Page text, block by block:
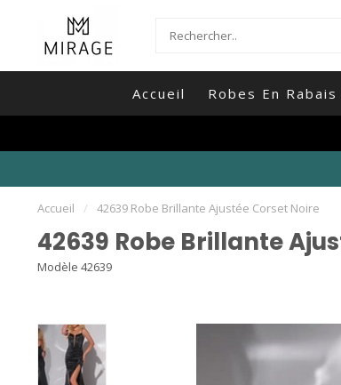
Accueil Robes En Rabais
Accueil / 42639 Robe Brillante Ajustée Corset Noire
42639 Robe Brillante
Modèle 42639